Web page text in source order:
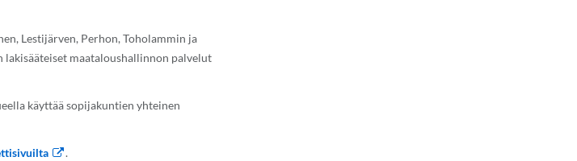
Lestijärven, Perhon, Toholammin ja
lakisääteiset maataloushallinnon palvelut
käyttää sopijakuntien yhteinen
.